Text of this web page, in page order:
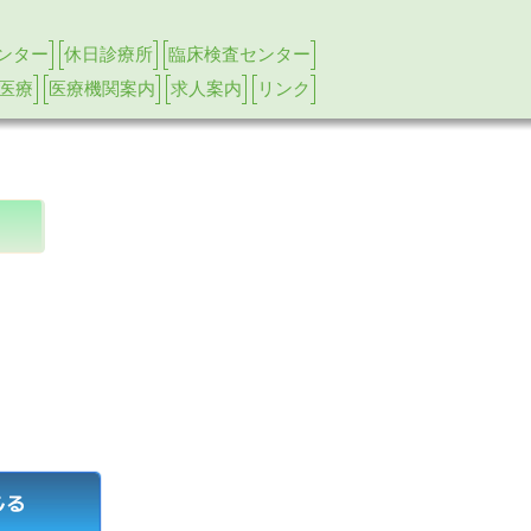
ター 休日診療所
臨床検査センター
療
医療機関案内 求人案内 リンク